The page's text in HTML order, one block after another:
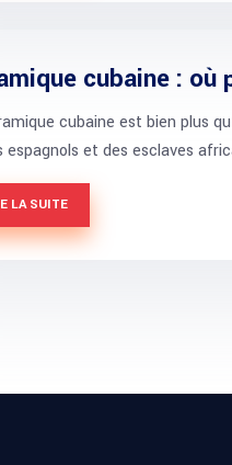
cubaine :
cubaine est bien plus
espagnols et des esclaves
LA SUITE